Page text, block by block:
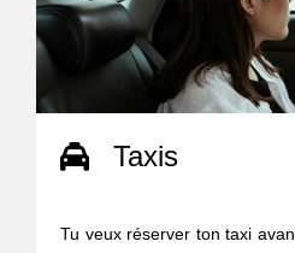
Taxis
Tu veux réserver ton taxi